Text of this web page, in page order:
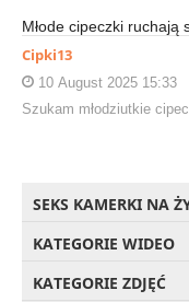
Młode cipeczki ruchają
Cipki13
10 August 2025 15:33
Szukam młodziutkie
SEKS KAMERKI NA
KATEGORIE WIDEO
KATEGORIE ZDJĘĆ